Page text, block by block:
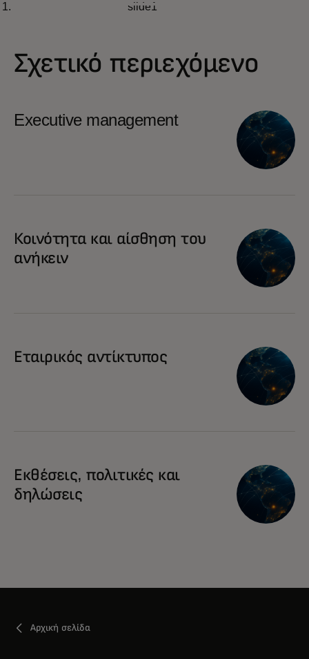
Πώς εμπνέουμε τους
slide1
Σχετικό περιεχόμενο
Executive management
Κοινότητα και αίσθηση του
ανήκειν
Εταιρικός αντίκτυπος
Εκθέσεις, πολιτικές και
δηλώσεις
Αρχική σελίδα